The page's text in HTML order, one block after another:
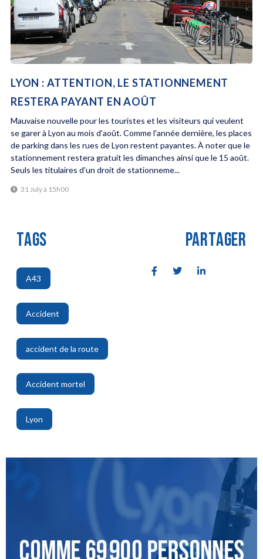
LYON : ATTENTION, LE STATIONNEMENT
RESTERA PAYANT EN AOÛT
Mauvaise nouvelle pour les touristes et les visiteurs qui veulent
se garer à Lyon au mois d'août. Comme l'année dernière, les places
de parking dans les rues de Lyon restent payantes. À noter que le
stationnement restera gratuit les dimanches ainsi que le 15 août.
Seuls les titulaires d’un droit de stationneme...
31 July à 15h00
TAGS
A43
,
Accident
,
accident de la route
,
Accident mortel
,
Lyon
PARTAGER